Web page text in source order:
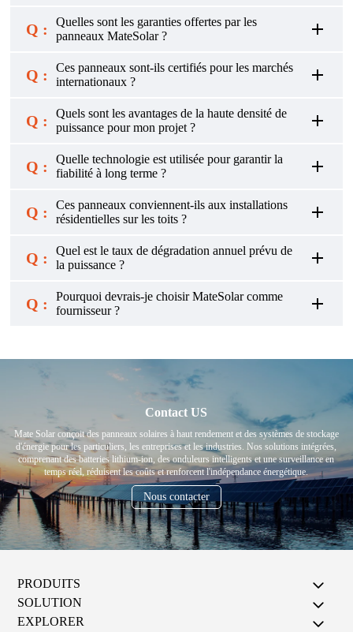
Q :
Quelles sont les garanties offertes par les
panneaux MateSolar ?
Q :
Ces panneaux sont-ils certifiés pour les marchés
internationaux ?
Q :
Quels sont les avantages de la haute densité de
puissance pour mon projet ?
Q :
Quelle technologie est utilisée pour garantir la
fiabilité à long terme ?
Q :
Ces panneaux conviennent-ils aux installations
résidentielles sur les toits ?
Q :
Quel est le taux de dégradation annuel prévu de
la puissance ?
Q :
Pourquoi devrais-je choisir MateSolar comme
fournisseur ?
Contact US
Mate Solar conçoit des panneaux solaires à haut rendement et des systèmes de stockage
d'énergie pour les particuliers, les entreprises et les industries. Nos solutions intégrées,
comprenant des batteries lithium-ion, des onduleurs intelligents et une surveillance en
temps réel, réduisent les coûts et renforcent l'indépendance énergétique.
Nous contacter
PRODUITS
SOLUTION
EXPLORER